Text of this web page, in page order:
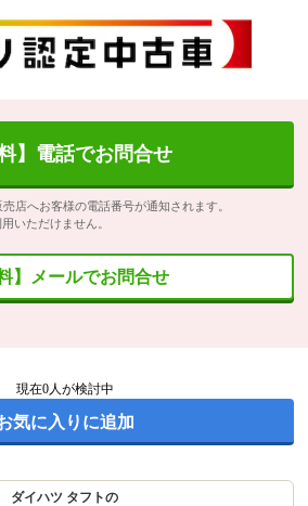
料】電話でお問合せ
店へお客様の電話番号が通知されます。
いただけません。
】メールでお問合せ
現在0人が検討中
気に入りに追加
ダイハツ タフトの